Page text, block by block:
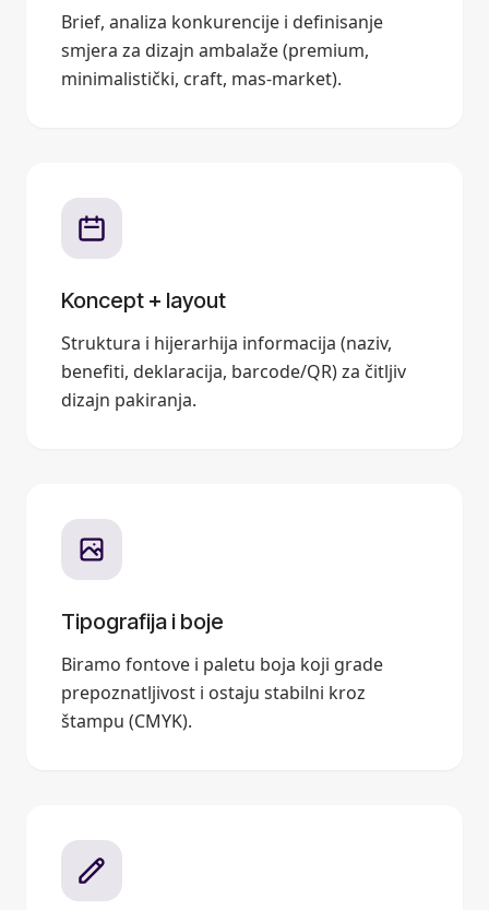
Brief, analiza konkurencije i definisanje
smjera za dizajn ambalaže (premium,
minimalistički, craft, mas-market).
Koncept + layout
Struktura i hijerarhija informacija (naziv,
benefiti, deklaracija, barcode/QR) za čitljiv
dizajn pakiranja.
Tipografija i boje
Biramo fontove i paletu boja koji grade
prepoznatljivost i ostaju stabilni kroz
štampu (CMYK).